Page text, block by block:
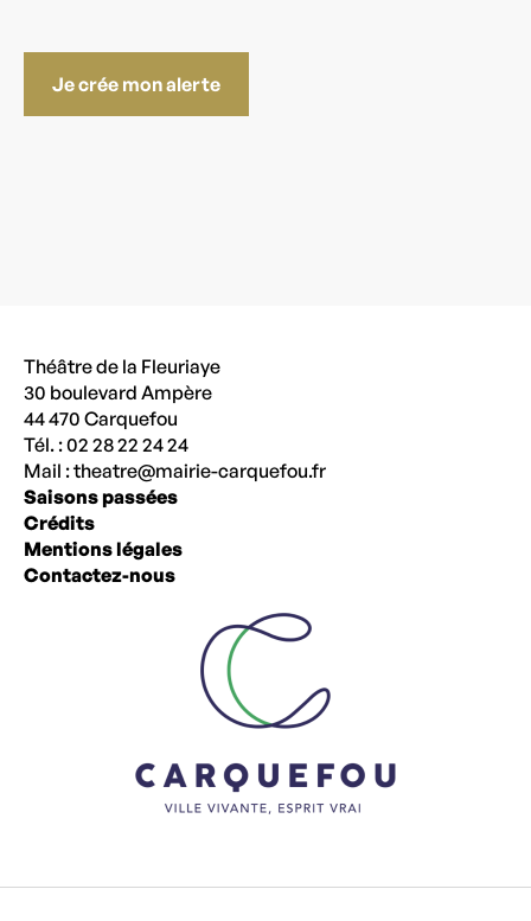
Je crée mon alerte
Théâtre de la Fleuriaye
30 boulevard Ampère
44 470 Carquefou
Tél. : 02 28 22 24 24
Mail :theatre@mairie-carquefou.fr
Saisons passées
Crédits
Mentions légales
Contactez-nous